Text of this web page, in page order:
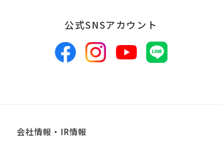
公式SNSアカウント
会社情報・IR情報